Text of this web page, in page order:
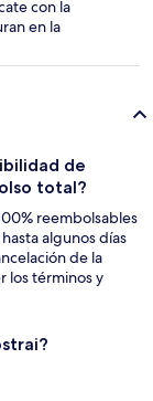
con la
en la
de
total?
reembolsables
algunos días
de la
los términos y